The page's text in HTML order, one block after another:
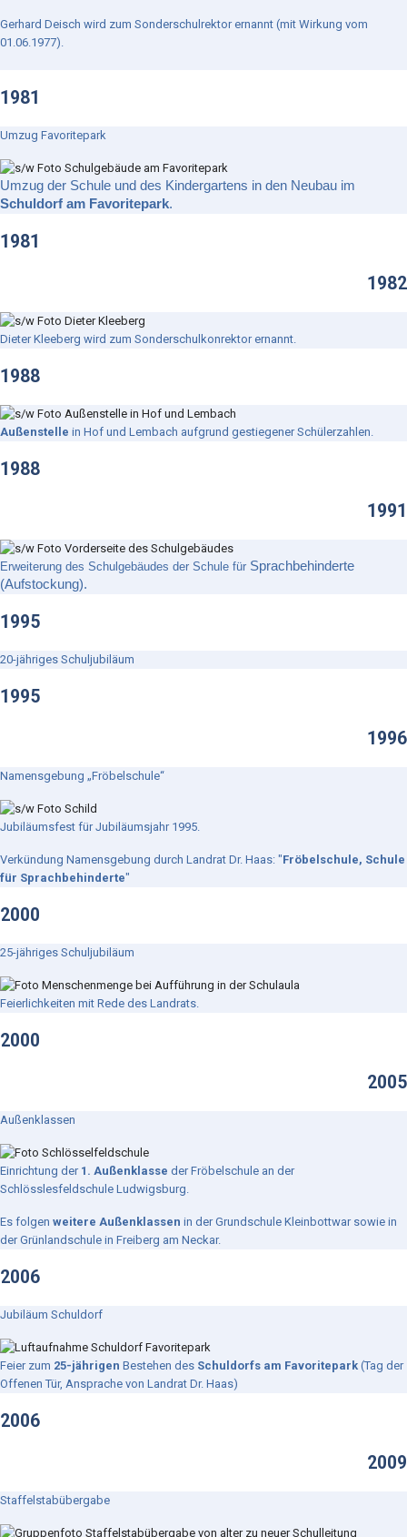
Gerhard Deisch wird zum Sonderschulrektor ernannt (mit Wirkung vom
01.06.1977).
1981
Umzug Favoritepark
Umzug der Schule und des Kindergartens in den Neubau im
Schuldorf am Favoritepark.
1981
1982
Dieter Kleeberg wird zum Sonderschulkonrektor ernannt.
1988
Außenstelle in Hof und Lembach aufgrund gestiegener Schülerzahlen.
1988
1991
Erweiterung des Schulgebäudes der Schule für Sprachbehinderte
(Aufstockung).
1995
20-jähriges Schuljubiläum
1995
1996
Namensgebung „Fröbelschule“
Jubiläumsfest für Jubiläumsjahr 1995.
Verkündung Namensgebung durch Landrat Dr. Haas: "Fröbelschule, Schule
für Sprachbehinderte"
2000
25-jähriges Schuljubiläum
Feierlichkeiten mit Rede des Landrats.
2000
2005
Außenklassen
Einrichtung der1. Außenklasse der Fröbelschule an der
Schlösslesfeldschule Ludwigsburg.
Es folgen weitere Außenklassen in der Grundschule Kleinbottwar sowie in
der Grünlandschule in Freiberg am Neckar.
2006
Jubiläum Schuldorf
Feier zum 25-jährigen Bestehen des Schuldorfs am Favoritepark (Tag der
Offenen Tür, Ansprache von Landrat Dr. Haas)
2006
2009
Staffelstabübergabe